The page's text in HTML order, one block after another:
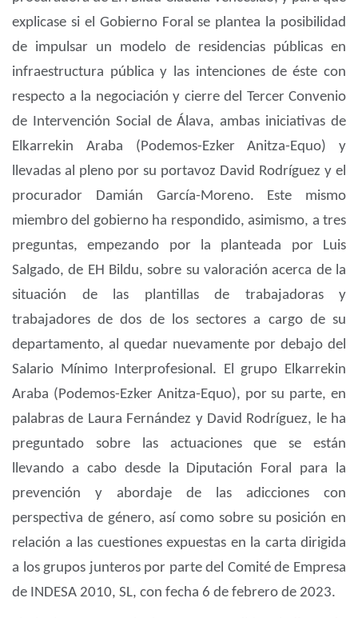
explicase si el Gobierno Foral se plantea la posibilidad
de impulsar un modelo de residencias públicas en
infraestructura pública y las intenciones de éste con
respecto a la negociación y cierre del Tercer Convenio
de Intervención Social de Álava, ambas iniciativas de
Elkarrekin Araba (Podemos-Ezker Anitza-Equo) y
llevadas al pleno por su portavoz David Rodríguez y el
procurador Damián García-Moreno. Este mismo
miembro del gobierno ha respondido, asimismo, a tres
preguntas, empezando por la planteada por Luis
Salgado, de EH Bildu, sobre su valoración acerca de la
situación de las plantillas de trabajadoras y
trabajadores de dos de los sectores a cargo de su
departamento, al quedar nuevamente por debajo del
Salario Mínimo Interprofesional. El grupo Elkarrekin
Araba (Podemos-Ezker Anitza-Equo), por su parte, en
palabras de Laura Fernández y David Rodríguez, le ha
preguntado sobre las actuaciones que se están
llevando a cabo desde la Diputación Foral para la
prevención y abordaje de las adicciones con
perspectiva de género, así como sobre su posición en
relación a las cuestiones expuestas en la carta dirigida
a los grupos junteros por parte del Comité de Empresa
de INDESA 2010, SL, con fecha 6 de febrero de 2023.